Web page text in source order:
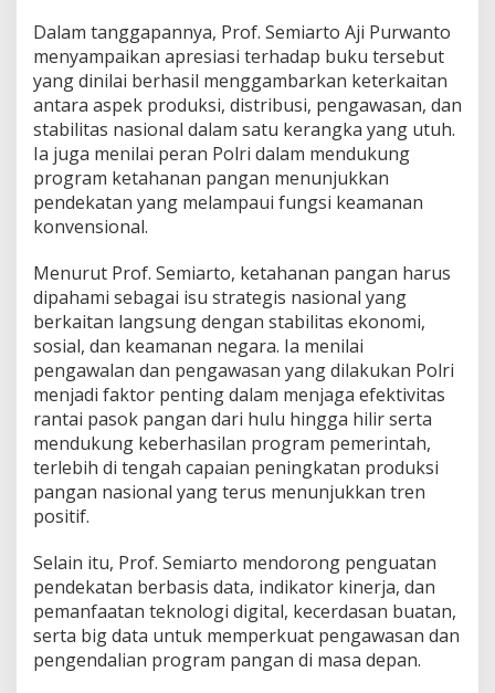
K
o
n
v
e
n
o
n
*
Dalam tanggapannya, Prof. Semiarto Aji Purwanto
menyampaikan apresiasi terhadap buku tersebut
yang dinilai berhasil menggambarkan keterkaitan
antara aspek produksi, distribusi, pengawasan, dan
stabilitas nasional dalam satu kerangka yang utuh.
Ia juga menilai peran Polri dalam mendukung
program ketahanan pangan menunjukkan
pendekatan yang melampaui fungsi keamanan
konvensional.
Menurut Prof. Semiarto, ketahanan pangan harus
dipahami sebagai isu strategis nasional yang
berkaitan langsung dengan stabilitas ekonomi,
sosial, dan keamanan negara. Ia menilai
pengawalan dan pengawasan yang dilakukan Polri
menjadi faktor penting dalam menjaga efektivitas
rantai pasok pangan dari hulu hingga hilir serta
mendukung keberhasilan program pemerintah,
terlebih di tengah capaian peningkatan produksi
pangan nasional yang terus menunjukkan tren
positif.
Selain itu, Prof. Semiarto mendorong penguatan
pendekatan berbasis data, indikator kinerja, dan
pemanfaatan teknologi digital, kecerdasan buatan,
serta big data untuk memperkuat pengawasan dan
pengendalian program pangan di masa depan.